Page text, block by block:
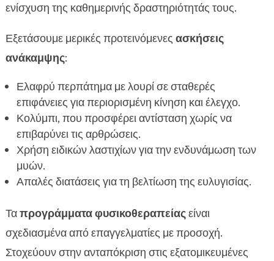
ενίσχυση της καθημερινής δραστηριότητάς τους.
Εξετάσουμε μερικές προτεινόμενες ασκήσεις
ανάκαμψης:
Ελαφρύ περπάτημα με λουρί σε σταθερές
επιφάνειες για περιορισμένη κίνηση και έλεγχο.
Κολύμπι, που προσφέρει αντίσταση χωρίς να
επιβαρύνει τις αρθρώσεις.
Χρήση ειδικών λαστιχίων για την ενδυνάμωση των
μυών.
Απαλές διατάσεις για τη βελτίωση της ευλυγισίας.
Ταπρογράμματα φυσικοθεραπείαςείναι
σχεδιασμένα από επαγγελματίες με προσοχή.
Στοχεύουν στην ανταπόκριση στις εξατομικευμένες